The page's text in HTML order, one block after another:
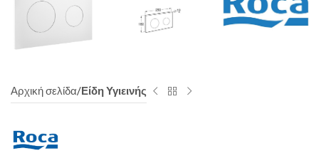
Αρχική σελίδα Είδη Υγιεινής